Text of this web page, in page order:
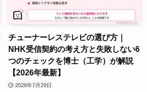
チューナーレステレビの選び方｜
NHK受信契約の考え方と失敗しない6
つのチェックを博士（工学）が解説
【2026年最新】
2026年7月29日